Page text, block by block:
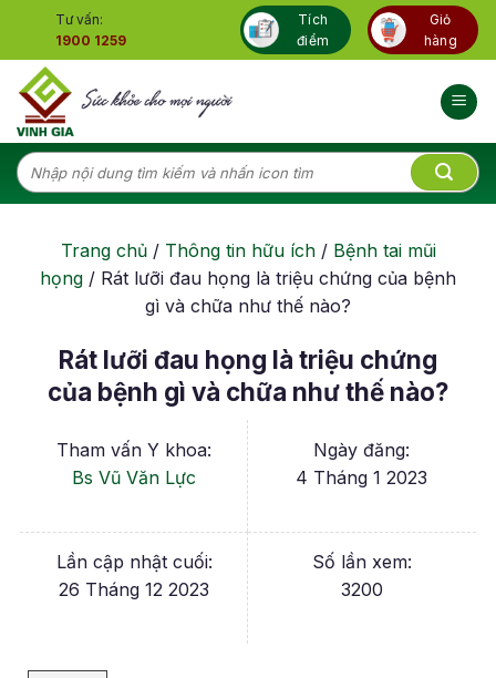
content
Tư vấn:
1900 1259
Tích
điểm
Giỏ
hàng
Tìm
kiếm:
Trang chủ/ Thông tin hữu ích/ Bệnh tai mũi
họng / Rát lưỡi đau họng là triệu chứng của bệnh
gì và chữa như thế nào?
Rát lưỡi đau họng là triệu chứng
của bệnh gì và chữa như thế nào?
Tham vấn Y khoa:
Bs Vũ Văn Lực
Ngày đăng:
4 Tháng 1 2023
Lần cập nhật cuối:
26 Tháng 12 2023
Số lần xem:
3200